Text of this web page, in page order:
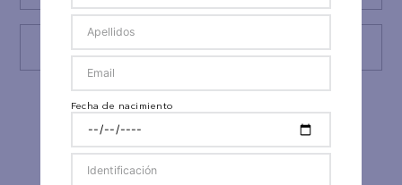
Consulta estado Reclamación
¡Síguenos en nuestras
REDES SOCIALES!
Fecha de nacimiento